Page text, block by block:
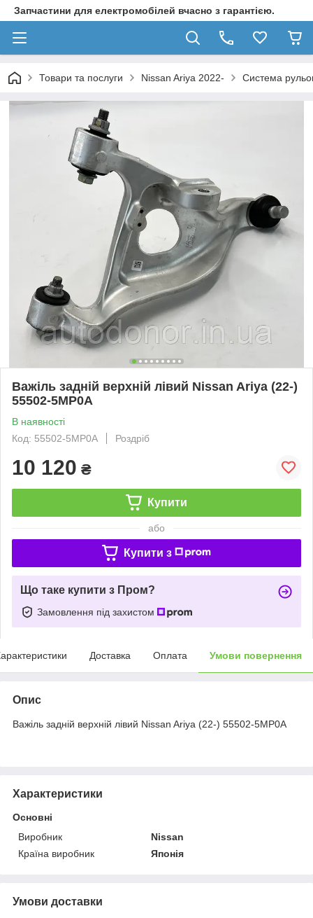
Запчастини для електромобілей вчасно з гарантією.
Товари та послуги Nissan Ariya 2022- Система
Важіль задній верхній лівий Nissan Ariya (22-)
55502-5MP0A
В наявності
Код: 55502-5MP0A
Роздріб
10 120 ₴
Купити
або
Купити з
Що таке купити з Пром?
Замовлення під захистом
Доставка Оплата Умови повернення
Опис
Важіль задній верхній лівий Nissan Ariya (22-) 55502-5MP0A
Характеристики
Основні
Виробник
Nissan
Країна виробник
Японія
Умови доставки